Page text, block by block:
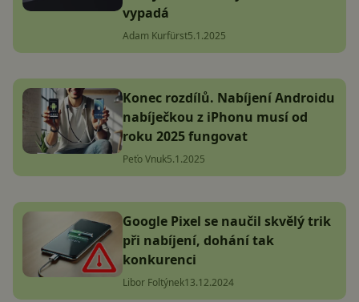
vypadá
Adam Kurfürst5.1.2025
Konec rozdílů. Nabíjení Androidu
nabíječkou z iPhonu musí od
roku 2025 fungovat
Peťo Vnuk5.1.2025
Google Pixel se naučil skvělý trik
při nabíjení, dohání tak
konkurenci
Libor Foltýnek13.12.2024